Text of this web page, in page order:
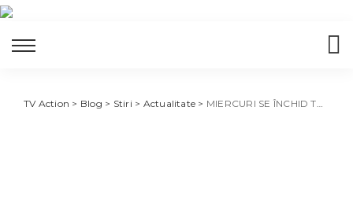
TV Action > Blog > Stiri > Actualitate > MIERCURI SE ÎNCHID TOATE ȘCOLILE ȘI GRĂDINIȚELE DIN ȚARĂ